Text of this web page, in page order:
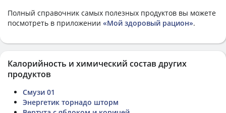
Полный справочник самых полезных продуктов вы можете
посмотреть в приложении «Мой здоровый рацион».
Калорийность и химический состав других
продуктов
Смузи 01
Энергетик торнадо шторм